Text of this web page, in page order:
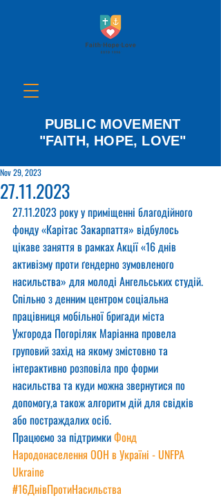
PUBLIC MOVEMENT
"FAITH, HOPE, LOVE"
27.11.2023
Nov 29, 2023
27.11.2023 року у приміщенні благодійного
фонду «Карітас Закарпаття» відбулось
цікаве заняття в рамках Акції «16 днів
активізму проти ґендерно зумовленого
насильства» для молоді Ангельських студій.
Спільно з денним центром соціальна
працівниця мобільної бригади міста
Ужгорода Погоріляк Маріанна провела
груповий захід на якому змістовно та
інтерактивно розповіла про форми
насильства та куди можна звернутися по
допомогу,а також алгоритм дій для свідків
або постраждалих осіб.
Працюємо за підтримки Фонд
Народонаселення ООН в Україні - UNFPA
Ukraine
#16ДнівПротиНасильства